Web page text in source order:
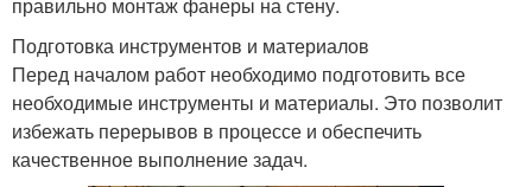
правильно монтаж фанеры на стену.
Подготовка инструментов и материалов
Перед началом работ необходимо подготовить все
необходимые инструменты и материалы. Это позволит
избежать перерывов в процессе и обеспечить
качественное выполнение задач.